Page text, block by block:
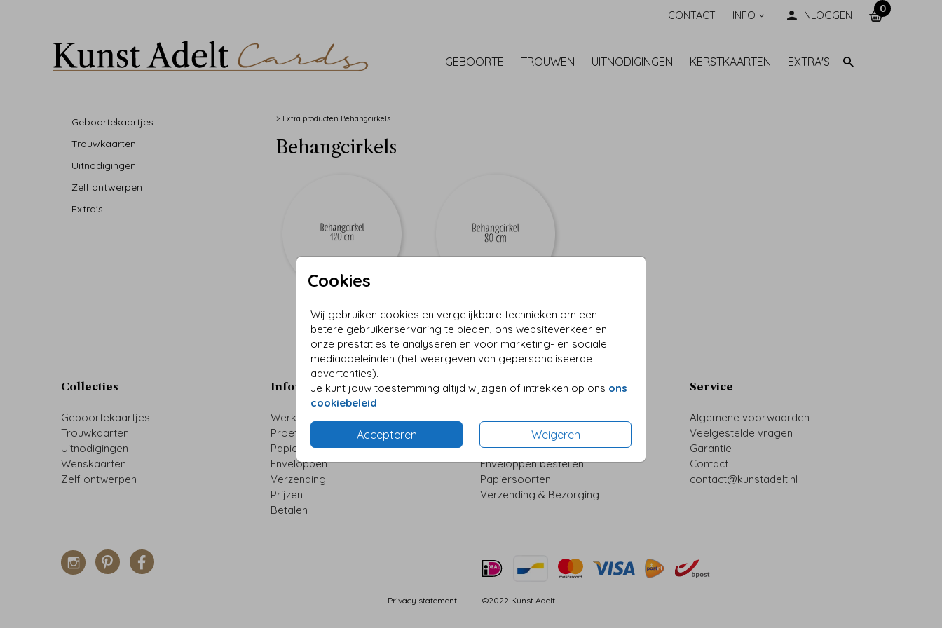
CONTACT INFO INLOGGEN
0
GEBOORTE TROUWEN UITNODIGINGEN KERSTKAARTEN EXTRA'S
Cookies
Wij gebruiken cookies en vergelijkbare technieken om een
betere gebruikerservaring te bieden, ons websiteverkeer en
onze prestaties te analyseren en voor marketing- en sociale
mediadoeleinden (het weergeven van gepersonaliseerde
advertenties).
Je kunt jouw toestemming altijd wijzigen of intrekken op ons ons
cookiebeleid.
Accepteren Weigeren
Geboortekaartjes
Trouwkaarten
Uitnodigingen
Zelf ontwerpen
Extra's
> Extra producten Behangcirkels
Behangcirkels
Collecties
Geboortekaartjes
Trouwkaarten
Uitnodigingen
Wenskaarten
Zelf ontwerpen
Informatie
Werkwijze
Proefdruk
Papiersoorten
Enveloppen
Verzending
Prijzen
Betalen
Extra Producten
Prijzen & Betalen
Proefdruk bestellen
Enveloppen bestellen
Papiersoorten
Verzending & Bezorging
Service
Algemene voorwaarden
Veelgestelde vragen
Garantie
Contact
contact@kunstadelt.nl
Privacy statement ©2022 Kunst Adelt